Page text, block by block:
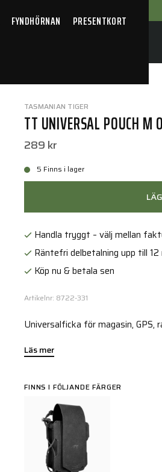
FYNDHÖRNAN PRESENTKORT
TASMANIAN TIGER
TT UNIVERSAL POUCH M
289 kr
5 Finns i lager
Handla tryggt – välj mellan
Räntefri delbetalning upp till 12
Köp nu & betala sen
Artikelnr: 8722-331
Universalficka för magasin, GPS,
Läs mer
FINNS I FÖLJANDE FÄRGER